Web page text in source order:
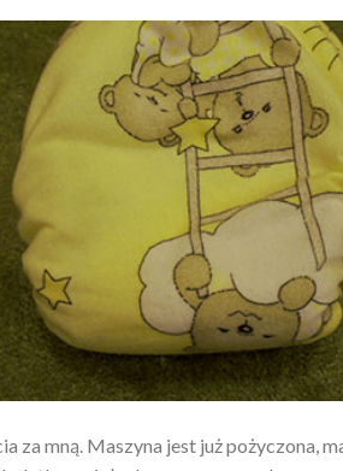
za mną. Maszyna jest już pożyczona,